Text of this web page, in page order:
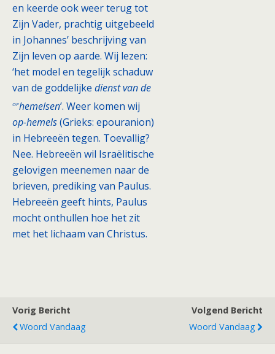
en keerde ook weer terug tot
Zijn Vader, prachtig uitgebeeld
in Johannes’ beschrijving van
Zijn leven op aarde. Wij lezen:
‘het model en tegelijk schaduw
van de goddelijke dienst van de
ophemelsen’. Weer komen wij
op-hemels(Grieks: epouranion)
in Hebreeën tegen. Toevallig?
Nee. Hebreeën wil Israëlitische
gelovigen meenemen naar de
brieven, prediking van Paulus.
Hebreeën geeft hints, Paulus
mocht onthullen hoe het zit
met het lichaam van Christus.
Vorig Bericht
Woord Vandaag
Volgend Bericht
Woord Vandaag